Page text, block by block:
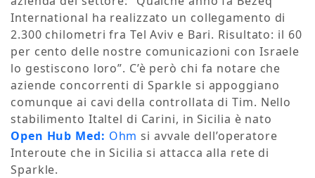
International ha realizzato un collegamento di
2.300 chilometri fra Tel Aviv e Bari. Risultato: il 60
per cento delle nostre comunicazioni con Israele
lo gestiscono loro”. C’è però chi fa notare che
aziende concorrenti di Sparkle si appoggiano
comunque ai cavi della controllata di Tim. Nello
stabilimento Italtel di Carini, in Sicilia è nato
Open Hub Med: Ohm si avvale dell’operatore
Interoute che in Sicilia si attacca alla rete di
Sparkle.